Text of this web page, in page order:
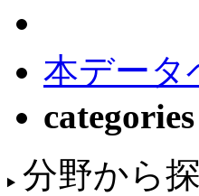
本データ
categories
分野から